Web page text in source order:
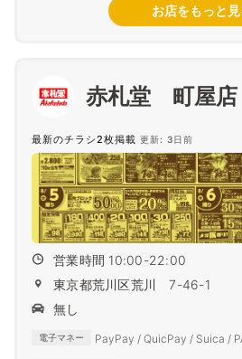
お店をもっと見
赤札堂 町屋店
最新のチラシ2枚掲載 更新: 3日前
営業時間 10:00-22:00
東京都荒川区荒川 7-46-1
無し
電子マネー PayPay / QuicPay / Suica /